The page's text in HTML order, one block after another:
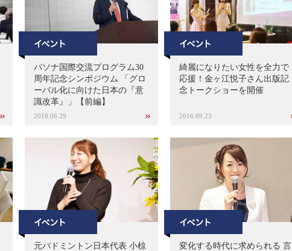
パソナ国際交流プログラム30
周年記念シンポジウム 「グロ
ーバル化に向けた日本の『意
識改革』」【前編】
2018.06.29
綺麗になりたい女性を全力で
応援！金ヶ江悦子さん出版記
念トークショーを開催
2016.09.23
元バドミントン日本代表 小椋
変化する時代に求められる 言